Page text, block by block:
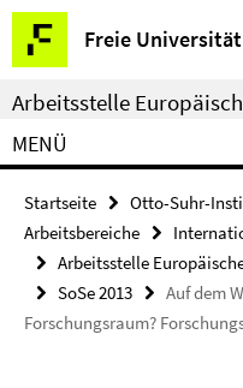
Springe
direkt
zu
Inhalt
Freie
Service-
Navigation
Arbeitsstelle
MENÜ
Startseite
Otto-Suhr-
Arbeitsbereiche
Arbeitsstelle
SoSe 2013
Auf dem
Forschungsraum?